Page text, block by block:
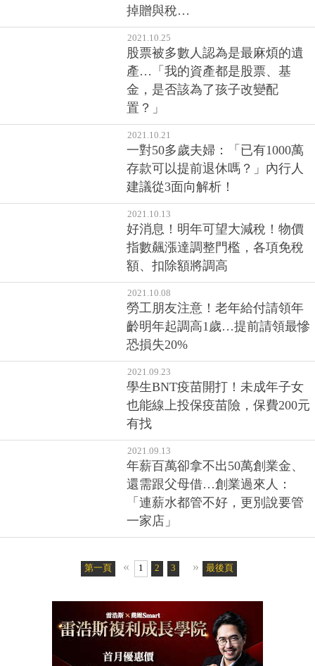
掉贈與稅…
2021.10.25
股票被多數人認為是最麻煩的遺
產…「我的資產都是股票、基
金，是否該為了孩子改變配
置？」
2021.10.21
一對50多歲夫婦：「已有1000萬
存款可以提前退休嗎？」內行人
建議從3面向解析！
2021.10.13
好消息！明年可望大減稅！物價
指數飆漲達調整門檻，各項免稅
額、扣除額將調高
2021.10.08
勞工朋友注意！老年給付請領年
齡明年起調高1歲…提前請領最慘
恐損失20%
2021.09.23
學生BNT疫苗開打！未成年子女
也能線上投保疫苗險，保費200元
有找
2021.09.13
年薪百萬卻拿不出50萬創業金、
還需跟父母借…創業過來人：
「連薪水都管不好，更別說要管
一家店」
第一頁 « 1 2 3 » 最後頁